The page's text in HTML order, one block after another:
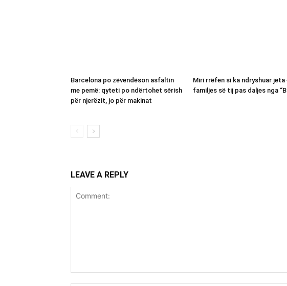
Barcelona po zëvendëson asfaltin
me pemë: qyteti po ndërtohet sërish
për njerëzit, jo për makinat
Miri rrëfen si ka ndryshuar jeta
familjes së tij pas daljes nga
LEAVE A REPLY